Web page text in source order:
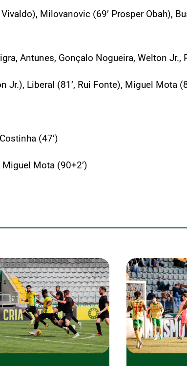
Milovanovic (69’ Prosper Obah),
Antunes, Gonçalo Nogueira, Welton Jr.,
Jr.), Liberal (81’, Rui Fonte), Miguel Mota
(47’)
Miguel Mota (90+2’)